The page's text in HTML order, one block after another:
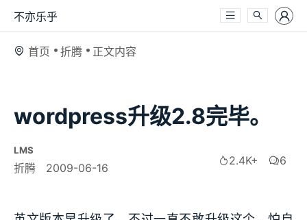
不亦乐乎
首页 折腾 正文内容
wordpress升级2.8完毕。
LMS
折腾 2009-06-16
2.4K+ 6